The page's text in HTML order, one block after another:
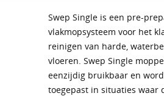
Swep Single is een pre-
vlakmopsysteem voor het
reinigen van harde,
vloeren. Swep Single
eenzijdig bruikbaar en
toegepast in situaties waar